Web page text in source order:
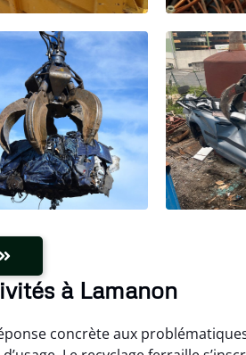
à Lamanon
concrète aux